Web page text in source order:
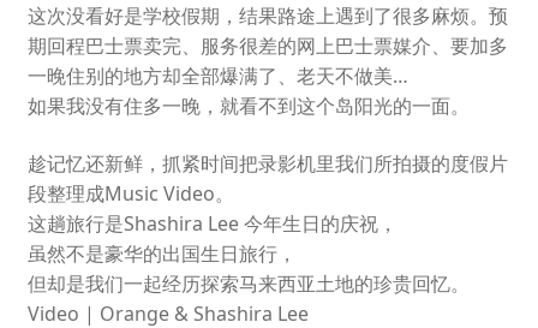
这次没看好是学校假期，结果路途上遇到了很多麻烦。预
期回程巴士票卖完、服务很差的网上巴士票媒介、要加多
一晚住别的地方却全部爆满了、老天不做美…
如果我没有住多一晚，就看不到这个岛阳光的一面。
趁记忆还新鲜，抓紧时间把录影机里我们所拍摄的度假片
段整理成Music Video。
这趟旅行是Shashira Lee 今年生日的庆祝，
虽然不是豪华的出国生日旅行，
但却是我们一起经历探索马来西亚土地的珍贵回忆。
Video | Orange & Shashira Lee